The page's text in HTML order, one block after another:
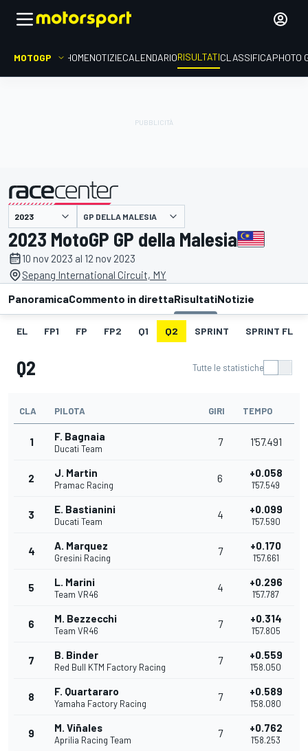
MOTOGP HOMENOTIZIECALENDARIORISULTATICLASSIFICAPHOTO
presentato da GP DELLA MALESIA
2023 MotoGP GP della Malesia
10 nov 2023 al 12 nov 2023
Sepang International Circuit, MY
PanoramicaCommento in direttaRisultatiNotizie
EL FP1 FP FP2 Q1 Q2 SPRINT SPRINT FL
Q2 Tutte le statistiche
CLA PILOTA GIRI TEMPO
1 F. Bagnaia
Ducati Team
7 1'57.491
2 J. Martin
Pramac Racing
6 +0.058
1'57.549
3 E. Bastianini
Ducati Team
4 +0.099
1'57.590
4 A. Marquez
Gresini Racing
7 +0.170
1'57.661
5 L. Marini
Team VR46
4 +0.296
1'57.787
6 M. Bezzecchi
Team VR46
7 +0.314
1'57.805
7 B. Binder
Red Bull KTM Factory Racing
7 +0.559
1'58.050
8 F. Quartararo
Yamaha Factory Racing
7 +0.589
1'58.080
9 M. Viñales
Aprilia Racing Team
7 +0.762
1'58.253